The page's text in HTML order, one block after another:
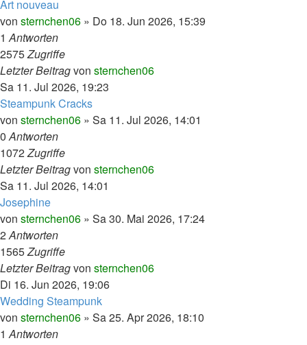
Art nouveau
von sternchen06 » Do 18. Jun 2026, 15:39
1Antworten
2575Zugriffe
Letzter Beitragvon sternchen06
Sa 11. Jul 2026, 19:23
Steampunk Cracks
von sternchen06 » Sa 11. Jul 2026, 14:01
0Antworten
1072Zugriffe
Letzter Beitragvon sternchen06
Sa 11. Jul 2026, 14:01
Josephine
von sternchen06 » Sa 30. Mai 2026, 17:24
2Antworten
1565Zugriffe
Letzter Beitragvon sternchen06
Di 16. Jun 2026, 19:06
Wedding Steampunk
von sternchen06 » Sa 25. Apr 2026, 18:10
1Antworten